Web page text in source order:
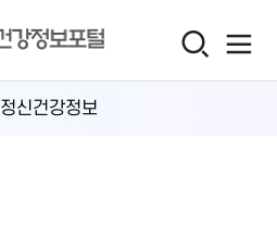
정신건강정보